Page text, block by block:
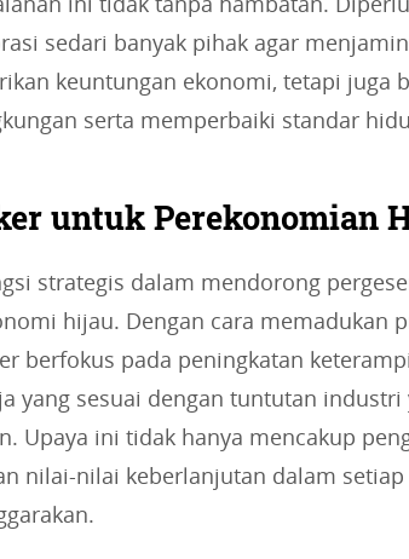
sedari banyak pihak agar
keuntungan ekonomi, tetapi juga
serta memperbaiki standar
untuk Perekonomian
strategis dalam mendorong
hijau. Dengan cara memadukan
berfokus pada peningkatan
yang sesuai dengan tuntutan industri
Upaya ini tidak hanya mencakup
nilai-nilai keberlanjutan dalam